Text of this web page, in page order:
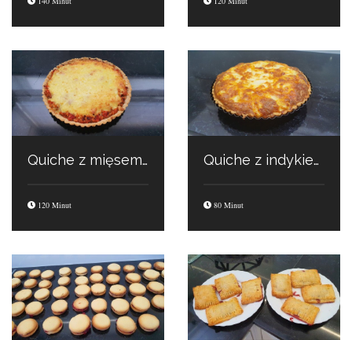
Quiche z mięsem mielonym
120 Minut
Quiche z indykiem
80 Minut